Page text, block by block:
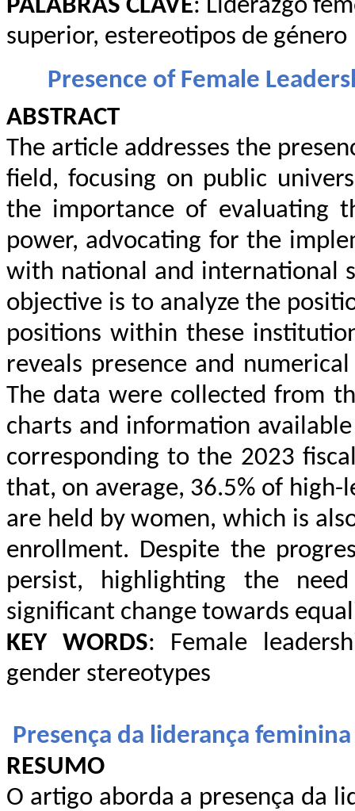
PALABRAS CLAVE: Liderazgo
superior, estereotipos de género
Presence of Female
ABSTRACT
The article addresses the
field, focusing on public
the importance of evaluating
power, advocating for the
with national and international
objective is to analyze the
positions within these
reveals presence and
The data were collected from
charts and information
corresponding to the 2023
that, on average, 36.5% of
are held by women, which is
enrollment. Despite the
persist, highlighting the
significant change towards
KEY WORDS: Female
gender stereotypes
Presença da liderança
RESUMO
O artigo aborda a presença da